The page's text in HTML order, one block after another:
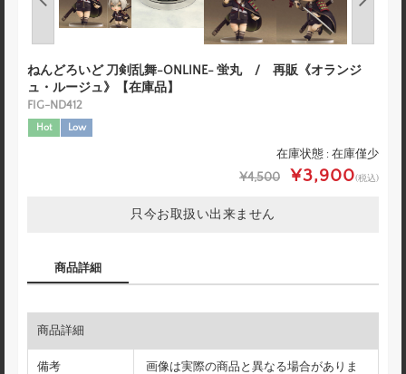
ねんどろいど 刀剣乱舞-ONLINE- 蛍丸 / 再販《オランジ
ュ・ルージュ》【在庫品】
FIG-ND412
Hot Low
在庫状態 : 在庫僅少
¥4,500 ¥3,900(税込)
只今お取扱い出来ません
商品詳細
商品詳細
備考
画像は実際の商品と異なる場合がありま